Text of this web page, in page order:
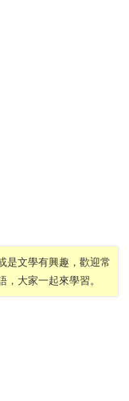
是文學有興趣，歡迎常
大家一起來學習。